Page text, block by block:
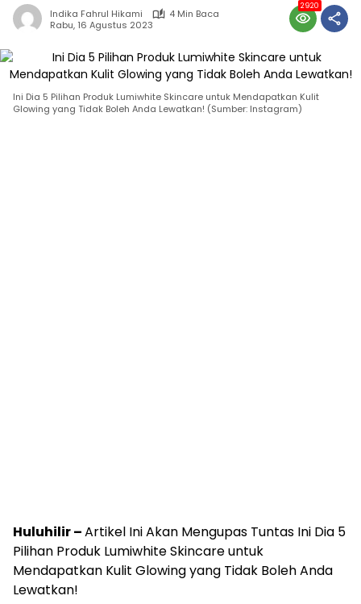
Indika Fahrul Hikami
4 Min Baca
Rabu, 16 Agustus 2023
2920
Ini Dia 5 Pilihan Produk Lumiwhite Skincare untuk Mendapatkan Kulit
Glowing yang Tidak Boleh Anda Lewatkan! (Sumber: Instagram)
Huluhilir –Artikel Ini Akan Mengupas Tuntas Ini Dia 5
Pilihan Produk Lumiwhite Skincare untuk
Mendapatkan Kulit Glowing yang Tidak Boleh Anda
Lewatkan!